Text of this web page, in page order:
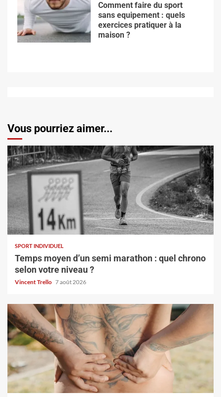
Comment faire du sport
sans equipement : quels
exercices pratiquer à la
maison ?
Vous pourriez aimer...
SPORT INDIVIDUEL
Temps moyen d’un semi marathon : quel chrono
selon votre niveau ?
Vincent Trello 7 août 2026